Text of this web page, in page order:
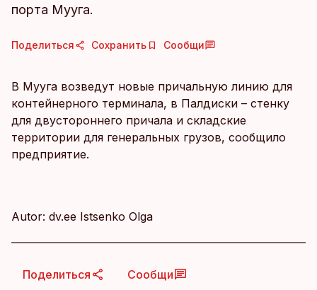
порта Мууга.
Поделиться Сохранить Сообщи
В Мууга возведут новые причальную линию для
контейнерного терминала, в Палдиски – стенку
для двустороннего причала и складские
территории для генеральных грузов, сообщило
предприятие.
Autor: dv.ee Istsenko Olga
Поделиться Сообщи